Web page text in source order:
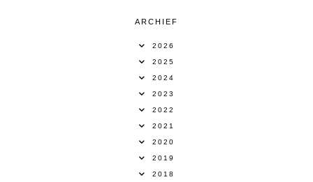
ARCHIEF
2026
2025
2024
2023
2022
2021
2020
2019
2018